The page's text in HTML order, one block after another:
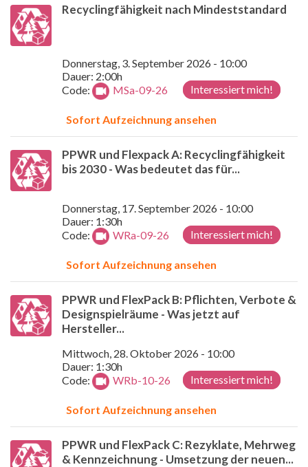
Recyclingfähigkeit nach Mindeststandard
Donnerstag, 3. September 2026 - 10:00
Dauer: 2:00h
Interessiert mich!
Code: MSa-09-26
Sofort Aufzeichnung ansehen
PPWR und Flexpack A: Recyclingfähigkeit
bis 2030 - Was bedeutet das für...
Donnerstag, 17. September 2026 - 10:00
Dauer: 1:30h
Interessiert mich!
Code: WRa-09-26
Sofort Aufzeichnung ansehen
PPWR und FlexPack B: Pflichten, Verbote &
Designspielräume - Was jetzt auf
Hersteller...
Mittwoch, 28. Oktober 2026 - 10:00
Dauer: 1:30h
Interessiert mich!
Code: WRb-10-26
Sofort Aufzeichnung ansehen
PPWR und FlexPack C: Rezyklate, Mehrweg
& Kennzeichnung - Umsetzung der neuen...